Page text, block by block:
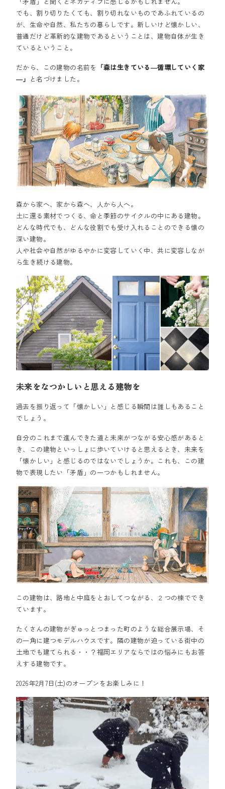
でも、割り切りたくても、割り切れないものであふれているの
が、生命や自然、私たちの暮らしです。新しいけど懐かしい、
普通だけど革新的な建物であるということは、建物自体が生き
ているということ。
だから、この建物の名前を 「森は生きている―循環していく家
―」 と名づけました。
森から家へ、家から森へ、人から人へ。
土に還る素材でつくる、命と季節のサイクルの中にある建物。
どんな時代でも、どんな役割でも受け入れることのできる懐の
深い建物。
人や社会や自然がゆるやかに変容していく中、共に変容しなが
ら生き続ける建物。
未来をなつかしいと思える建物を
過去を振り返って「懐かしい」と感じる瞬間は誰しもあること
でしょう。
自分のこれまで進んできた道と未来がつながる安心感があると
き、この建物といっしょに歩いていけると思えるとき、未来を
「懐かしい」と感じるのではないでしょうか。これも、この建
物で表現したい「矛盾」の一つかもしれません。
この建物は、路地と中庭をとおしてつながる、２つの棟ででき
ています。
たくさんの建物がぎゅっとつまった町のような総合展示場、そ
の一角に建つモデルハウスです。隣の建物が迫っている街中の
土地でも建てられる・・？福岡エリアならではの悩みにもお答
えする建物です。
2026年2月7日(土)のオープンをお楽しみに！